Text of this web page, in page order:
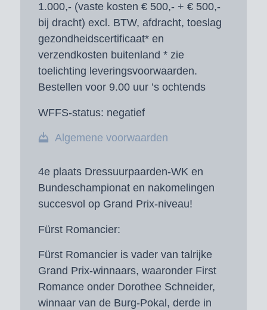
1.000,- (vaste kosten € 500,- + € 500,-
bij dracht) excl. BTW, afdracht, toeslag
gezondheidscertificaat* en
verzendkosten buitenland * zie
toelichting leveringsvoorwaarden.
Bestellen voor 9.00 uur ’s ochtends
WFFS-status: negatief
Algemene voorwaarden
4e plaats Dressuurpaarden-WK en
Bundeschampionat en nakomelingen
succesvol op Grand Prix-niveau!
Fürst Romancier:
Fürst Romancier is vader van talrijke
Grand Prix-winnaars, waaronder First
Romance onder Dorothee Schneider,
winnaar van de Burg-Pokal, derde in